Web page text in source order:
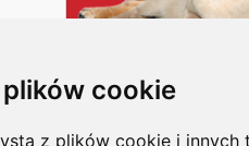
cookie
z plików cookie i innych
czystość kosmetyki ,pielęgnacja